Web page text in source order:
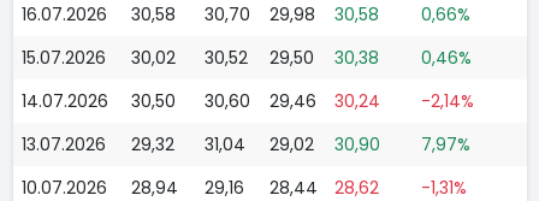
16.07.2026
30,58 30,70 29,98 30,58
0,66%
15.07.2026
30,02 30,52 29,50 30,38
0,46%
14.07.2026
30,50 30,60 29,46 30,24
-2,14%
13.07.2026
29,32 31,04 29,02 30,90
7,97%
10.07.2026
28,94 29,16 28,44 28,62
-1,31%